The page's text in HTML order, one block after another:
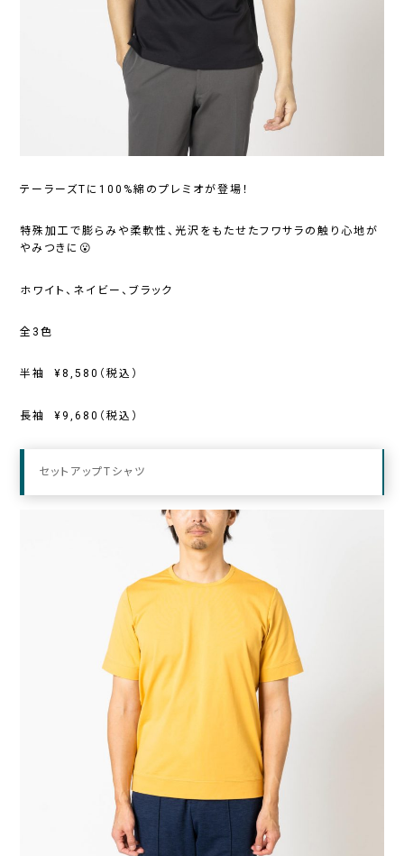
テーラーズTに100%綿のプレミオが登場！
特殊加工で膨らみや柔軟性、光沢をもたせたフワサラの触り心地が
やみつきに😮
ホワイト、ネイビー、ブラック
全3色
半袖 ¥8,580（税込）
長袖 ¥9,680（税込）
セットアップTシャツ